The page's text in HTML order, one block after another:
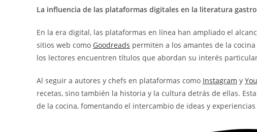
La influencia de las plataformas digitales en la literatura
En la era digital, las plataformas en línea han ampliado el
sitios web como Goodreads permiten a los amantes de la
los lectores encuentren títulos que abordan su interés
Al seguir a autores y chefs en plataformas como Instagram y
recetas, sino también la historia y la cultura detrás de ellas.
de la cocina, fomentando el intercambio de ideas y